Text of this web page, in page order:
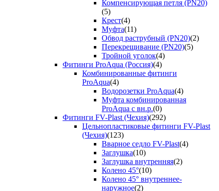
Компенсирующая петля (PN20)
(5)
Крест(4)
Муфта(11)
Обвод раструбный (PN20)(2)
Перекрещивание (PN20)(5)
Тройной уголок(4)
Фитинги ProAqua (Россия)(4)
Комбинированные фитинги
ProAqua(4)
Водорозетки ProAqua(4)
Муфта комбинированная
ProAqua с вн.р.(0)
Фитинги FV-Plast (Чехия)(292)
Цельнопластиковые фитинги FV-Plast
(Чехия)(123)
Вварное седло FV-Plast(4)
Заглушка(10)
Заглушка внутренняя(2)
Колено 45°(10)
Колено 45° внутреннее-
наружное(2)